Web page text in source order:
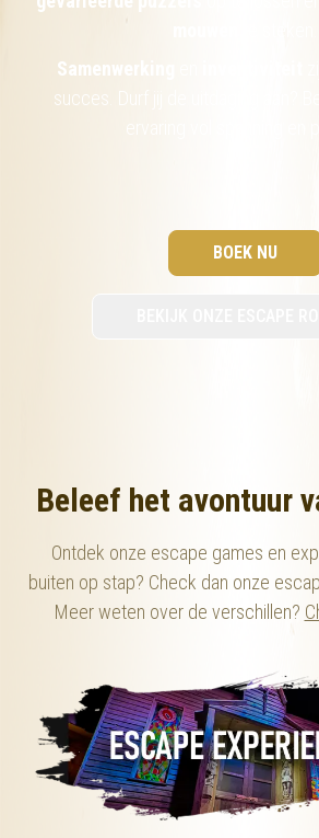
Samenwerking
succes. Durf jij de uitdaging aan?
BOEK NU
Beleef het avontuur
Ontdek onze escape games en
buiten op stap? Check dan onze
Meer weten over de verschillen?